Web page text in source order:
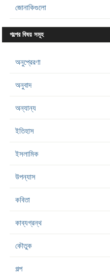
জোনাকিগুলো
গল্পের বিষয় সমূহ
অনুপ্রেরণা
অনুবাদ
অন্যান্য
ইতিহাস
ইসলামিক
উপন্যাস
কবিতা
কাব্যগ্রন্থ
কৌতুক
গল্প